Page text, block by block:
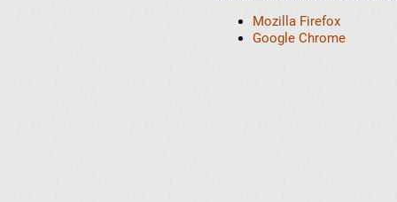
Mozilla Firefox
Google Chrome